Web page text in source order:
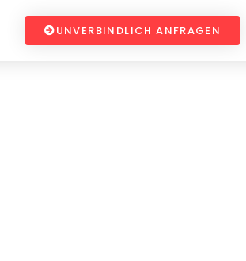
UNVERBINDLICH ANFRAGEN